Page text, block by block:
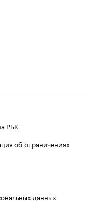
РБК
об ограничениях
данных